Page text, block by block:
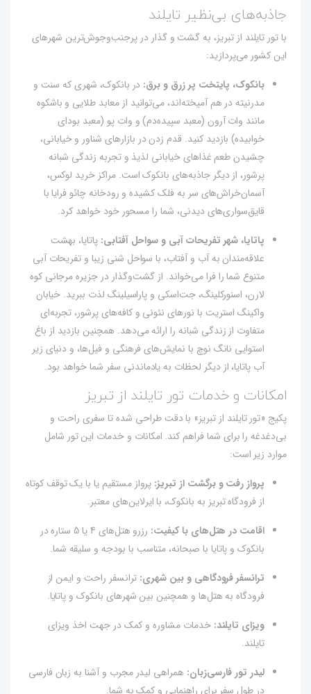
جاذبه‌های بی‌نظیر تایلند
با تور تایلند از تبریز، به گشت و گذار در پرجنب‌وجوش‌ترین شهرهای
این کشور می‌پردازید:
بانکوک، پایتخت پر زرق و برق: در بانکوک، شهری که سنت و
مدرنیته در هم آمیخته‌اند، می‌توانید از معابد طلایی و باشکوه
مانند وات آرون (معبد سپیده‌دم) و وات پو (معبد بودای
خوابیده) بازدید کنید. قدم زدن در بازارهای شناور و خیابانی،
چشیدن طعم غذاهای خیابانی لذیذ و تجربه زندگی شبانه
پرشور، از دیگر جاذبه‌های بانکوک است. مراکز خرید لوکس،
آسمان‌خراش‌های سر به فلک کشیده و رودخانه چائو فرایا با
قایق‌سواری‌های دیدنی، شما را مسحور خود خواهد کرد.
پاتایا، شهر تفریحات آبی و سواحل آفتابی: پاتایا، بهشت
علاقه‌مندان به آب و آفتاب، با سواحل شنی زیبا و تفریحات آبی
متنوع شما را فرا می‌خواند. از گشت‌وگذار در جزیره مرجانی کوه
لارن، اسنورکلینگ، جت‌اسکی و پاراسیلینگ لذت ببرید. خیابان
واکینگ استریت با نورهای نئونی و کافه‌های پرشور، تجربه‌ای
متفاوت از زندگی شبانه را ارائه می‌دهد. همچنین بازدید از باغ
استوایی نانگ نوچ با نمایش‌های فرهنگی و فیل‌ها، و دنیای زیر
آب پاتایا، از دیگر لحظات به یادماندنی سفر شما خواهد بود.
امکانات و خدمات تور تایلند از تبریز
پکیج «تور تایلند از تبریز» با دقت طراحی شده تا سفری راحت و
بی‌دغدغه را برای شما فراهم کند. امکانات و خدمات این تور شامل
موارد زیر است:
پرواز رفت و برگشت از تبریز: پرواز مستقیم یا با یک توقف کوتاه
از فرودگاه تبریز به بانکوک، با ایرلاین‌های معتبر.
اقامت در هتل‌های با کیفیت:
رزرو هتل‌های 4 یا 5 ستاره در
بانکوک و پاتایا با صبحانه، متناسب با بودجه و سلیقه شما.
ترانسفر فرودگاهی و بین شهری: ترانسفر راحت و ایمن از
فرودگاه به هتل‌ها و همچنین بین شهرهای بانکوک و پاتایا.
ویزای تایلند: خدمات مشاوره و کمک در جهت اخذ ویزای
تایلند.
لیدر تور فارسی‌زبان: همراهی لیدر مجرب و آشنا به زبان فارسی
در طول سفر برای راهنمایی و کمک به شما.